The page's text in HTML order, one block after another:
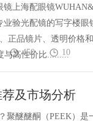
上海配眼镜
验光配镜的写字楼眼
正品镜片、透明价格
与高性价比.........
450 10
及市场分析
聚醚醚酮（PEEK）